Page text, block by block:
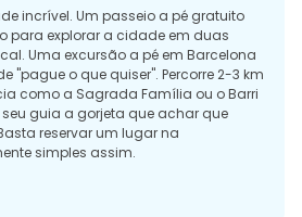
incrível. Um passeio a pé gratuito
para explorar a cidade em duas
Uma excursão a pé em Barcelona
"pague o que quiser". Percorre 2-3 km
como a Sagrada Família ou o Barri
seu guia a gorjeta que achar que
reservar um lugar na
simples assim.
um guia local?